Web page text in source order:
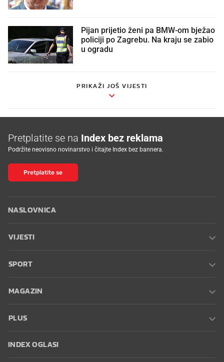
Pijan prijetio ženi pa BMW-om bježao
policiji po Zagrebu. Na kraju se zabio
u ogradu
PRIKAŽI JOŠ VIJESTI
Pretplatite se na Index bez reklama
Podržite neovisno novinarstvo i čitajte Index bez bannera.
Pretplatite se
NASLOVNICA
VIJESTI
SPORT
MAGAZIN
PLUS
INDEX OGLASI